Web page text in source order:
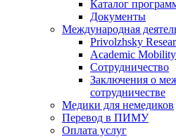
Каталог
Документы
Международная
Privolzhsky
Academic Mobility
Сотрудничество
Заключения о
сотрудничестве
Медики для немедиков
Перевод в ПИМУ
Оплата услуг